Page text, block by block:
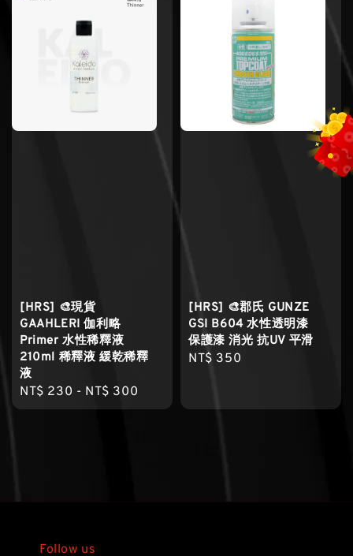
[HRS] 🎨現貨
GAAHLERI 伽利略
Primer 水性稀釋液
210ml 稀釋液 緩乾稀釋
液
Regular
price
NT$ 230 - NT$ 300
[HRS] 🎨郡氏 GUNZE
GSI B604 水性透明漆
保護漆 消光 抗UV 平滑
Regular
NT$ 350
Follow us